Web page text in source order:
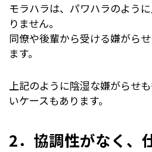
モラハラは、パワハラのよう
りません。
同僚や後輩から受ける嫌がら
ます。
上記のように陰湿な嫌がらせ
いケースもあります。
2．協調性がなく、